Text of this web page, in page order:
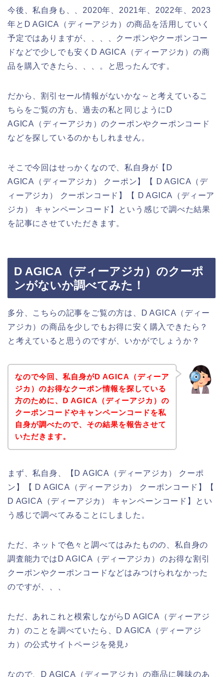
今後、私自身も、、2020年、2021年、2022年、2023
年とD AGICA（ディーアジカ）の商品を活用していく
予定ではありますが、、、、クーポンやクーポンコー
ドなどで少しでも安くD AGICA（ディーアジカ）の商
品を購入できたら、、、。と思ったんです。
だから、割引セール情報がないかな～と考えているこ
ちらをご覧の方も、過去の私と同じようにD
AGICA（ディーアジカ）のクーポンやクーポンコード
などを探しているのかもしれません。
そこで今回はせっかくなので、私自身が【D
AGICA（ディーアジカ） クーポン】【 D AGICA（デ
ィーアジカ） クーポンコード】【 D AGICA（ディーア
ジカ） キャンペーンコード】という感じで調べた結果
を記事にさせていただきます。
D AGICA（ディーアジカ）のクーポ
ンがないか調べてみた！
多分、こちらの記事をご覧の方は、D AGICA（ディー
アジカ）の商品を少しでもお得に安く購入できたら？
と考えていると思うのですが、いかがでしょうか？
なので今回、私自身がD AGICA（ディーア
ジカ）のお得なクーポン情報を探している
方のために、D AGICA（ディーアジカ）の
クーポンコードやキャンペーンコードを私
自身が調べたので、その結果を報告させて
いただきます。
まず、私自身、【D AGICA（ディーアジカ） クーポ
ン】【 D AGICA（ディーアジカ） クーポンコード】【
D AGICA（ディーアジカ） キャンペーンコード】とい
う感じで調べてみることにしました。
ただ、ネットで色々と調べてはみたものの、私自身の
調査能力ではD AGICA（ディーアジカ）のお得な割引
クーポンやクーポンコードなどはみつけられなかった
のですが、、、
ただ、あれこれと模索しながらD AGICA（ディーアジ
カ）のことを調べていたら、D AGICA（ディーアジ
カ）の公式サイトページを発見♪
なので、D AGICA（ディーアジカ）の商品に興味のあ